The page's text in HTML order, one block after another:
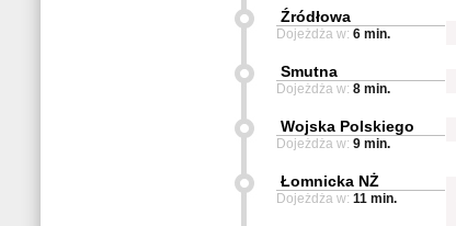
Źródłowa
Dojeżdża w: 6 min.
Smutna
Dojeżdża w: 8 min.
Wojska Polskiego
Dojeżdża w: 9 min.
Łomnicka NŻ
Dojeżdża w: 11 min.